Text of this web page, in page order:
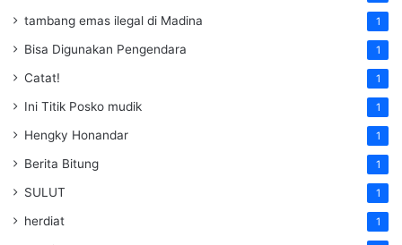
tambang emas ilegal di Madina 1
Bisa Digunakan Pengendara 1
Catat! 1
Ini Titik Posko mudik 1
Hengky Honandar 1
Berita Bitung 1
SULUT 1
herdiat 1